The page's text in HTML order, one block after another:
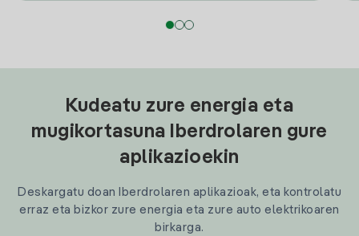
Kudeatu zure energia eta
mugikortasuna Iberdrolaren gure
aplikazioekin
Deskargatu doan Iberdrolaren aplikazioak, eta kontrolatu
erraz eta bizkor zure energia eta zure auto elektrikoaren
birkarga.